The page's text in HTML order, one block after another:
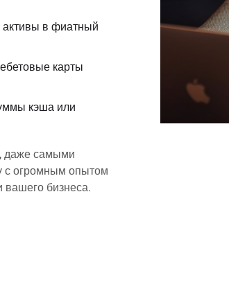
активы в фиатный
карты
кэша или
даже самыми
с огромным опытом
вашего бизнеса.